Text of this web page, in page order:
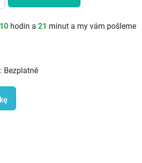
10 hodin a 21 minut a my vám pošleme
Bezplatně